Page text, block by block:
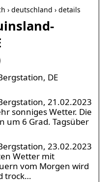
› deutschland › details
DE
21.02.2023
sonniges Wetter. Die
um 6 Grad. Tagsüber
23.02.2023
Wetter mit
vom Morgen wird
trock…